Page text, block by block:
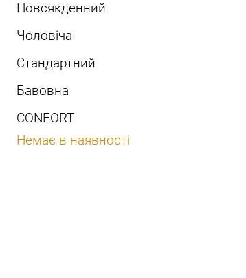
Повсякденний
Чоловіча
Стандартний
Бавовна
CONFORT
Немає в наявності